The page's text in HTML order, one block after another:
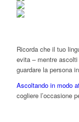
Ricorda che il tuo
evita – mentre
guardare la persona
Ascoltando in modo
cogliere l’occasione